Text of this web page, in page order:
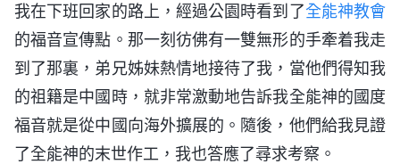
我在下班回家的路上，經過公園時看到了全能神教會
的福音宣傳點。那一刻彷佛有一雙無形的手牽着我走
到了那裏，弟兄姊妹熱情地接待了我，當他們得知我
的祖籍是中國時，就非常激動地告訴我全能神的國度
福音就是從中國向海外擴展的。隨後，他們給我見證
了全能神的末世作工，我也答應了尋求考察。